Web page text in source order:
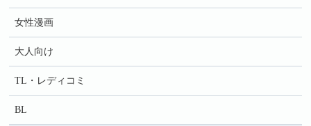
女性漫画
大人向け
TL・レディコミ
BL